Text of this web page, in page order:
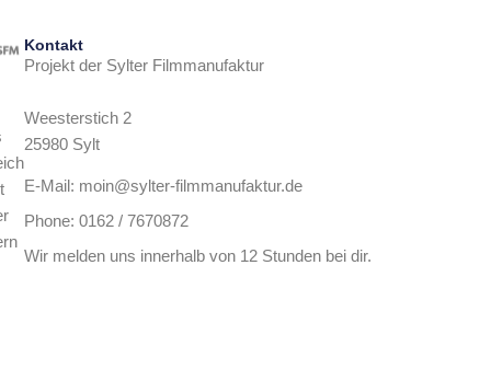
Kontakt
Projekt der Sylter Filmmanufaktur
Weesterstich 2
25980 Sylt
E-Mail: moin@sylter-filmmanufaktur.de
Phone: 0162 / 7670872
Wir melden uns innerhalb von 12 Stunden bei dir.